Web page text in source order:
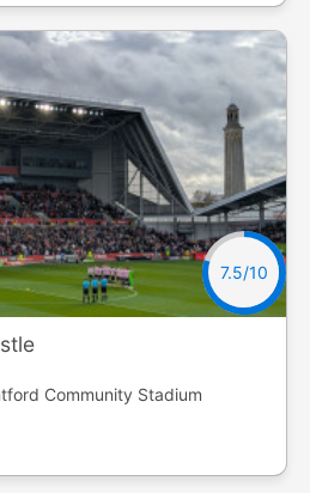
7.5/10
Community Stadium